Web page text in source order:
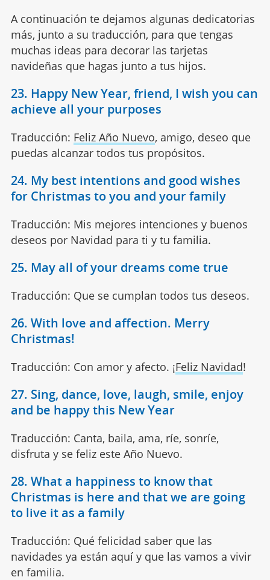
A continuación te dejamos algunas dedicatorias
más, junto a su traducción, para que tengas
muchas ideas para decorar las tarjetas
navideñas que hagas junto a tus hijos.
23. Happy New Year, friend, I wish you can
achieve all your purposes
Traducción: Feliz Año Nuevo, amigo, deseo que
puedas alcanzar todos tus propósitos.
24. My best intentions and good wishes
for Christmas to you and your family
Traducción: Mis mejores intenciones y buenos
deseos por Navidad para ti y tu familia.
25. May all of your dreams come true
Traducción: Que se cumplan todos tus deseos.
26. With love and affection. Merry
Christmas!
Traducción: Con amor y afecto. ¡Feliz Navidad!
27. Sing, dance, love, laugh, smile, enjoy
and be happy this New Year
Traducción: Canta, baila, ama, ríe, sonríe,
disfruta y se feliz este Año Nuevo.
28. What a happiness to know that
Christmas is here and that we are going
to live it as a family
Traducción: Qué felicidad saber que las
navidades ya están aquí y que las vamos a vivir
en familia.